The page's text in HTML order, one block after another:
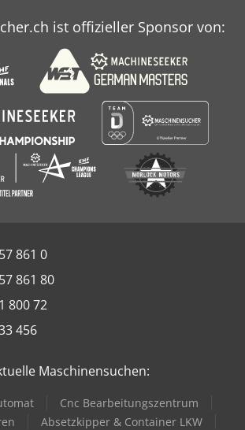
sind bauseits im Boden zu verankern,
an der Wand ist nicht notwendig und
Laut Berufsgenossenschaft wird
die Regalständer auf der obersten
500 mm Überstand zur
vorweisen.
ist offizieller Sponsor von:
861 0
861 80
800 72
456
Maschinensuchen:
Cnc Bearbeitungszentrum
Absetzkipper & Container LKW